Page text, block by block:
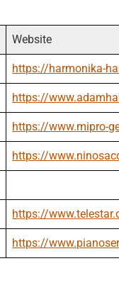
Website
https://harmonika-
https://
https://www.mipro-
https://
https://
https://